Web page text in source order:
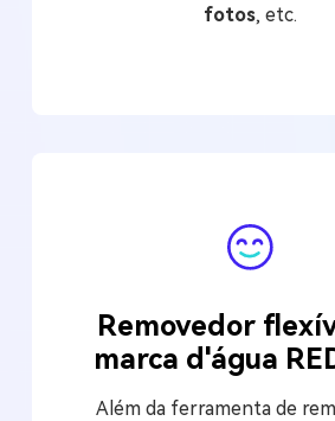
fotos, etc.
Removedor
marca d'água
Além da ferramenta de